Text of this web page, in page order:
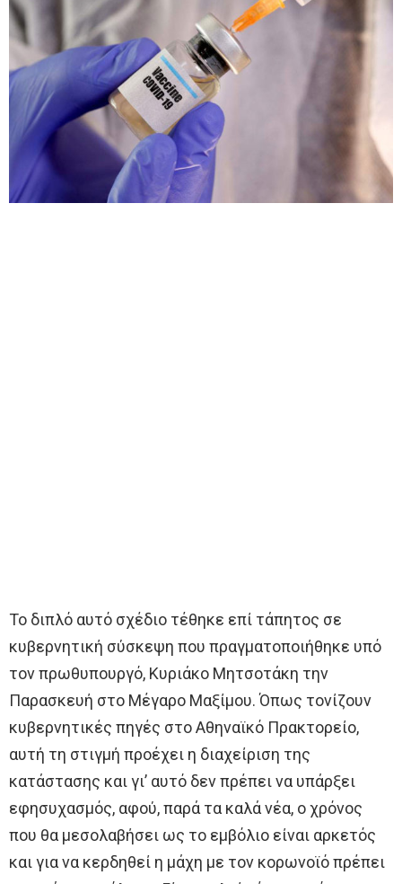
Το διπλό αυτό σχέδιο τέθηκε επί τάπητος σε
κυβερνητική σύσκεψη που πραγματοποιήθηκε υπό
τον πρωθυπουργό, Κυριάκο Μητσοτάκη την
Παρασκευή στο Μέγαρο Μαξίμου. Όπως τονίζουν
κυβερνητικές πηγές στο Αθηναϊκό Πρακτορείο,
αυτή τη στιγμή προέχει η διαχείριση της
κατάστασης και γι’ αυτό δεν πρέπει να υπάρξει
εφησυχασμός, αφού, παρά τα καλά νέα, ο χρόνος
που θα μεσολαβήσει ως το εμβόλιο είναι αρκετός
και για να κερδηθεί η μάχη με τον κορωνοϊό πρέπει